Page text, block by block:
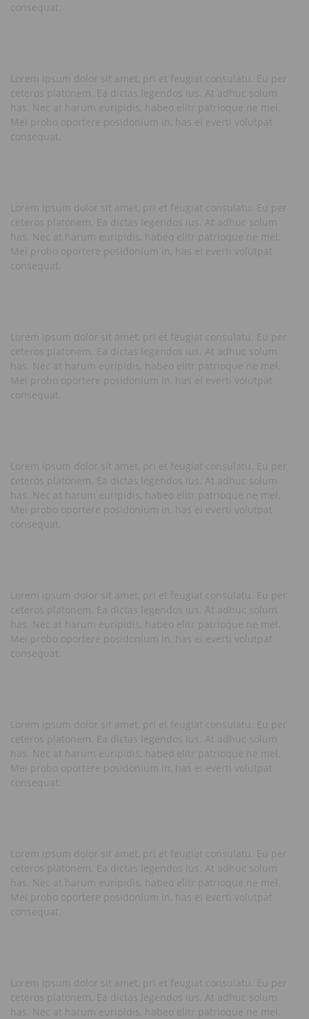
consequat.
Lorem ipsum dolor sit amet, pri et feugiat consulatu. Eu per
ceteros platonem. Ea dictas legendos ius. At adhuc solum
has. Nec at harum euripidis, habeo elitr patrioque ne mel.
Mei probo oportere posidonium in, has ei everti volutpat
consequat.
Lorem ipsum dolor sit amet, pri et feugiat consulatu. Eu per
ceteros platonem. Ea dictas legendos ius. At adhuc solum
has. Nec at harum euripidis, habeo elitr patrioque ne mel.
Mei probo oportere posidonium in, has ei everti volutpat
consequat.
Lorem ipsum dolor sit amet, pri et feugiat consulatu. Eu per
ceteros platonem. Ea dictas legendos ius. At adhuc solum
has. Nec at harum euripidis, habeo elitr patrioque ne mel.
Mei probo oportere posidonium in, has ei everti volutpat
consequat.
Lorem ipsum dolor sit amet, pri et feugiat consulatu. Eu per
ceteros platonem. Ea dictas legendos ius. At adhuc solum
has. Nec at harum euripidis, habeo elitr patrioque ne mel.
Mei probo oportere posidonium in, has ei everti volutpat
consequat.
Lorem ipsum dolor sit amet, pri et feugiat consulatu. Eu per
ceteros platonem. Ea dictas legendos ius. At adhuc solum
has. Nec at harum euripidis, habeo elitr patrioque ne mel.
Mei probo oportere posidonium in, has ei everti volutpat
consequat.
Lorem ipsum dolor sit amet, pri et feugiat consulatu. Eu per
ceteros platonem. Ea dictas legendos ius. At adhuc solum
has. Nec at harum euripidis, habeo elitr patrioque ne mel.
Mei probo oportere posidonium in, has ei everti volutpat
consequat.
Lorem ipsum dolor sit amet, pri et feugiat consulatu. Eu per
ceteros platonem. Ea dictas legendos ius. At adhuc solum
has. Nec at harum euripidis, habeo elitr patrioque ne mel.
Mei probo oportere posidonium in, has ei everti volutpat
consequat.
Lorem ipsum dolor sit amet, pri et feugiat consulatu. Eu per
ceteros platonem. Ea dictas legendos ius. At adhuc solum
has. Nec at harum euripidis, habeo elitr patrioque ne mel.